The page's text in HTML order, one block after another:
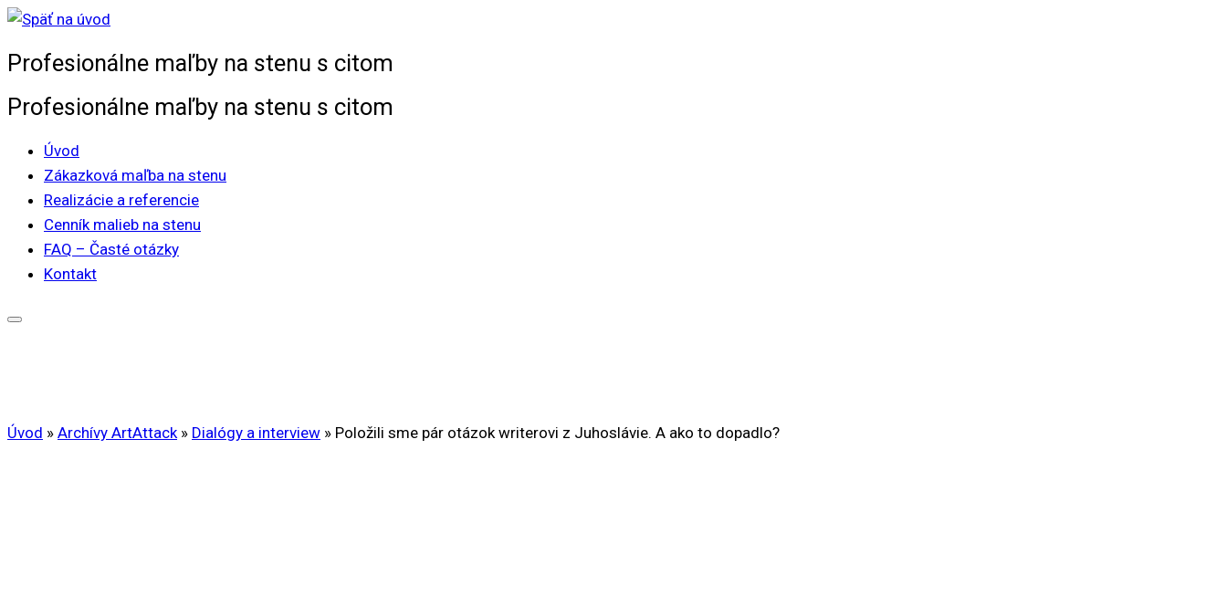
Skip
content
Profesionálne maľby na stenu s citom
Profesionálne maľby na stenu s citom
Úvod
Zákazková maľba na stenu
Realizácie a referencie
Cenník malieb na stenu
FAQ – Časté otázky
Kontakt
Úvod » Archívy ArtAttack » Dialógy a interview » Položili sme pár otázok writerovi z Juhoslávie. A ako to dopadlo?